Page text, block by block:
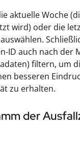
aktuelle Woche
wird) oder die
ID auch nach der
filtern, um
besseren
zu erhalten.
der